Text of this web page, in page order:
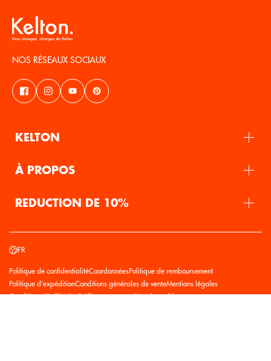
NOS RÉSEAUX SOCIAUX
KELTON
À PROPOS
REDUCTION DE 10%
FR
Politique de confidentialitéCoordonnéesPolitique de remboursement
Politique d’expéditionConditions générales de venteMentions légales
Conditions d’utilisationPréférences en matière de cookies